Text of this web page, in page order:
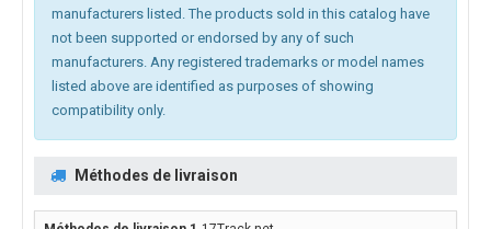
manufacturers listed. The products sold in this catalog have
not been supported or endorsed by any of such
manufacturers. Any registered trademarks or model names
listed above are identified as purposes of showing
compatibility only.
Méthodes de livraison